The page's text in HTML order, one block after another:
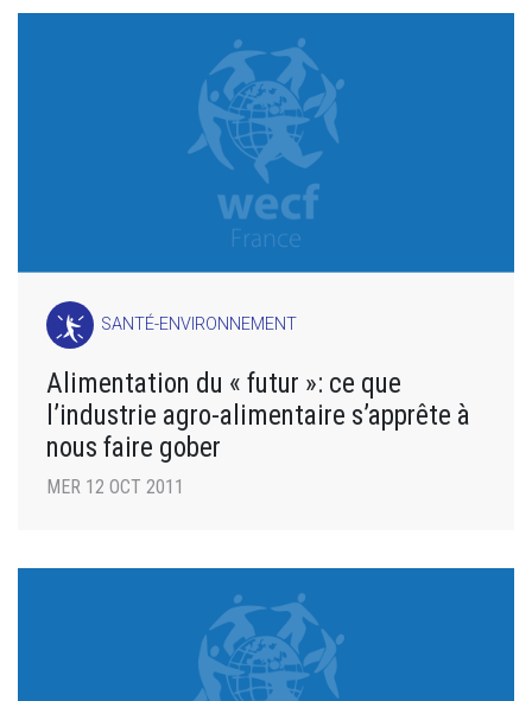
SANTÉ-ENVIRONNEMENT
Alimentation du « futur »: ce que
l’industrie agro-alimentaire s’apprête à
nous faire gober
MER 12 OCT 2011